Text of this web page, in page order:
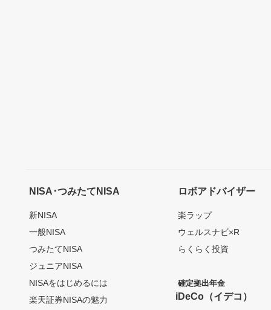
NISA･つみたてNISA
新NISA
一般NISA
つみたてNISA
ジュニアNISA
NISAをはじめるには
楽天証券NISAの魅力
ロボアドバイザー
楽ラップ
ウェルスナビ×R
らくらく投資
確定拠出年金
iDeCo（イデコ）